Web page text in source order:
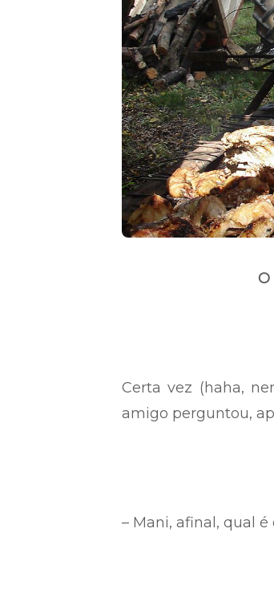
O
Certa vez (haha,
amigo perguntou,
– Mani, afinal, qual